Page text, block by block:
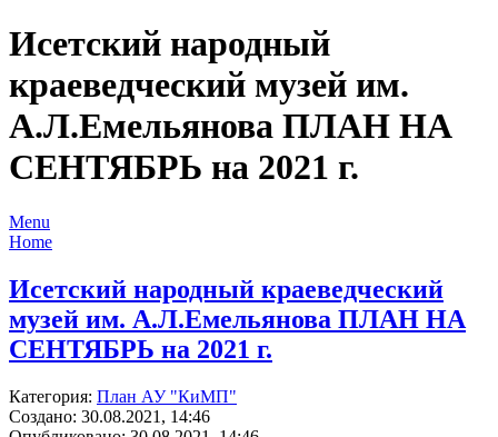
Исетский народный
краеведческий музей им.
А.Л.Емельянова ПЛАН НА
СЕНТЯБРЬ на 2021 г.
Menu
Home
Исетский народный краеведческий
музей им. А.Л.Емельянова ПЛАН НА
СЕНТЯБРЬ на 2021 г.
Категория: План АУ "КиМП"
Создано: 30.08.2021, 14:46